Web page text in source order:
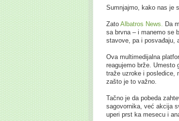
Sumnjajmo, kako nas je
Zato Albatros News.
Da
sa brvna – i manemo se
stavove, pa i posvađaju,
Ova multimedijalna
reagujemo brže. Umesto
traže uzroke i posledice,
zašto je to važno.
Tačno je da pobeda
sagovornika, već akcija
uperi prst ka mesecu i